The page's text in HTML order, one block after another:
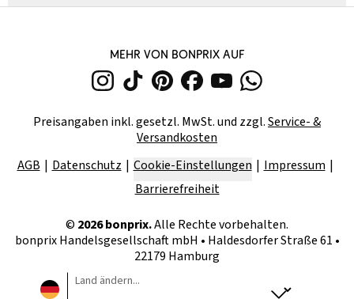
MEHR VON BONPRIX AUF
Preisangaben inkl. gesetzl. MwSt. und zzgl.Service- &
Versandkosten
AGB
Datenschutz Cookie-Einstellungen
Impressum
Barrierefreiheit
© 2026bonprix.Alle Rechte vorbehalten.
bonprix Handelsgesellschaft mbH • Haldesdorfer Straße 61 •
22179 Hamburg
Land ändern...